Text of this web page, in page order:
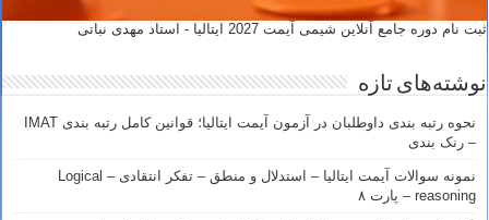
ثبت نام دوره جامع آنلاین شیمی آیمت 2027 ایتالیا - استاد مهدی نباتی
نوشته‌های تازه
نحوه رتبه بندی داوطلبان در آزمون آیمت ایتالیا؛ قوانین کامل رتبه بندی IMAT
– رنک بندی
نمونه سوالات آیمت ایتالیا – استدلال و منطق – تفکر انتقادی – Logical
reasoning – پارت ۸